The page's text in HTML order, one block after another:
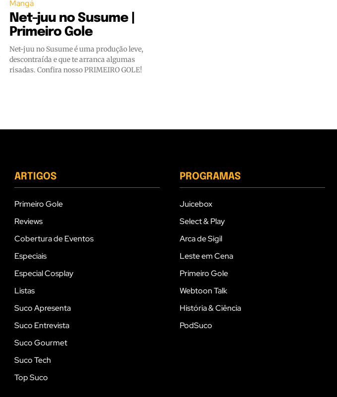
Mangá
Net-juu no Susume |
Primeiro Gole
Net-juu no Susume é uma produção leve,
descontraída e que te arranca algumas
risadas. Confira nosso PRIMEIRO GOLE!
ARTIGOS
Primeiro Gole
Reviews
Cobertura de Eventos
Especiais
Especial Cosplay
Listas
Suco Apresenta
Suco Entrevista
Suco Gourmet
Suco Tech
Top Suco
PROGRAMAS
Juicebox
Select & Play
Arca de Sigil
Leste em Cena
Primeiro Gole
Webtoon Talk
História & Ciência
PodSuco